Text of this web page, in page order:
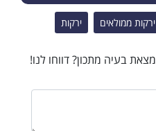
ירקות ממולאים ירקות
מצאת בעיה מתכון? דווחו לנו!